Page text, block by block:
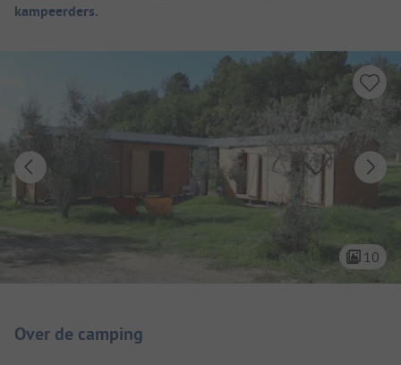
kampeerders.
10
Over de camping